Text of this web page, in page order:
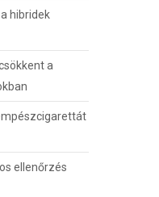
hibridek
a
ellenőrzés